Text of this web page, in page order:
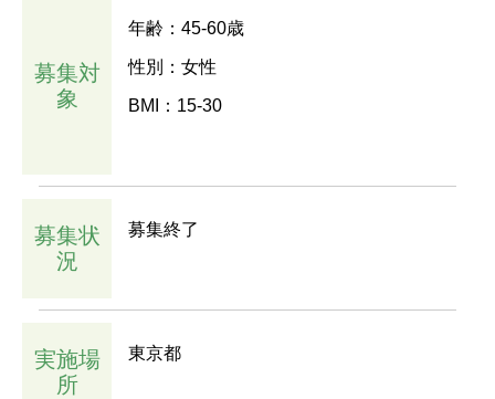
募集対
象
年齢：45-60歳
性別：女性
BMI：15-30
募集状
況
募集終了
実施場
所
東京都